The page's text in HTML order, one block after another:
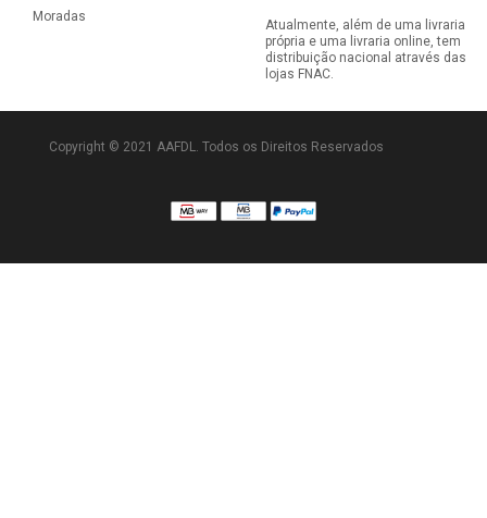
Moradas
Atualmente, além de uma livraria
própria e uma livraria online, tem
distribuição nacional através das
lojas FNAC.
Copyright © 2021 AAFDL. Todos os Direitos Reservados